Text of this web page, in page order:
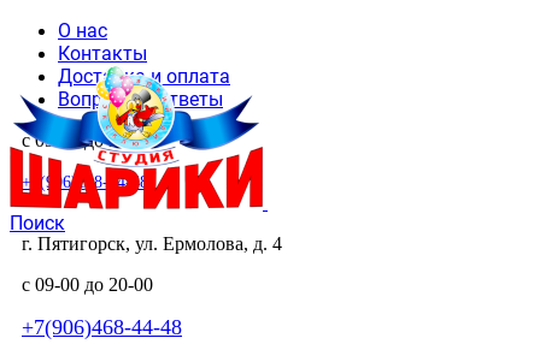
О нас
Контакты
Доставка и оплата
Вопросы и ответы
с 09-00 до 20-00
+7(906)468-44-48
Поиск
г. Пятигорск, ул. Ермолова, д. 4
с 09-00 до 20-00
+7(906)468-44-48